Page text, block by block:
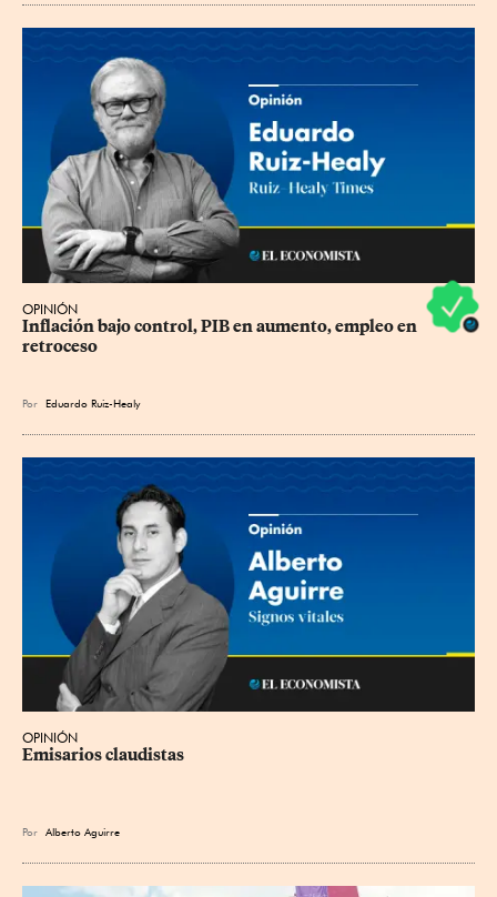
OPINIÓN
Inflación bajo control, PIB en aumento, empleo en
retroceso
Por Eduardo Ruiz-Healy
OPINIÓN
Emisarios claudistas
Por Alberto Aguirre